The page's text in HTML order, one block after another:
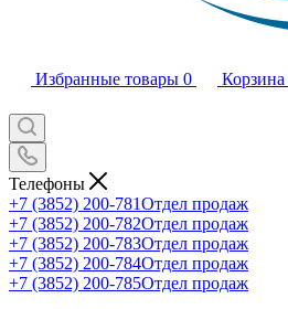
Избранные товары 0 Корзина
Телефоны
+7 (3852) 200-781Отдел продаж
+7 (3852) 200-782Отдел продаж
+7 (3852) 200-783Отдел продаж
+7 (3852) 200-784Отдел продаж
+7 (3852) 200-785Отдел продаж